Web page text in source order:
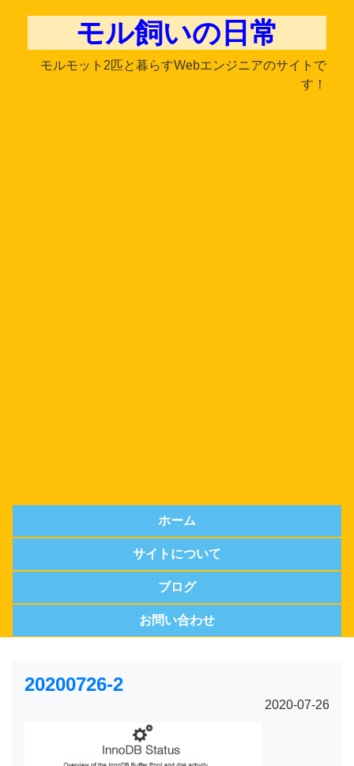
モル飼いの日常
モルモット2匹と暮らすWebエンジニアのサイトで
す！
ホーム
サイトについて
ブログ
お問い合わせ
20200726-2
2020-07-26